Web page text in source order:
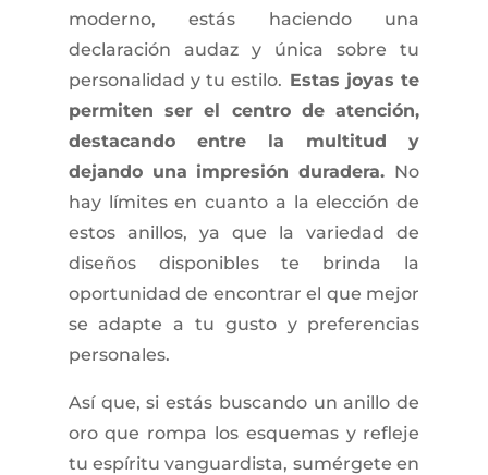
moderno, estás haciendo una
declaración audaz y única sobre tu
personalidad y tu estilo. Estas joyas te
permiten ser el centro de atención,
destacando entre la multitud y
dejando una impresión duradera. No
hay límites en cuanto a la elección de
estos anillos, ya que la variedad de
diseños disponibles te brinda la
oportunidad de encontrar el que mejor
se adapte a tu gusto y preferencias
personales.
Así que, si estás buscando un anillo de
oro que rompa los esquemas y refleje
tu espíritu vanguardista, sumérgete en